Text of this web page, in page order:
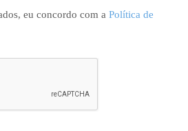
eu concordo com a Política de